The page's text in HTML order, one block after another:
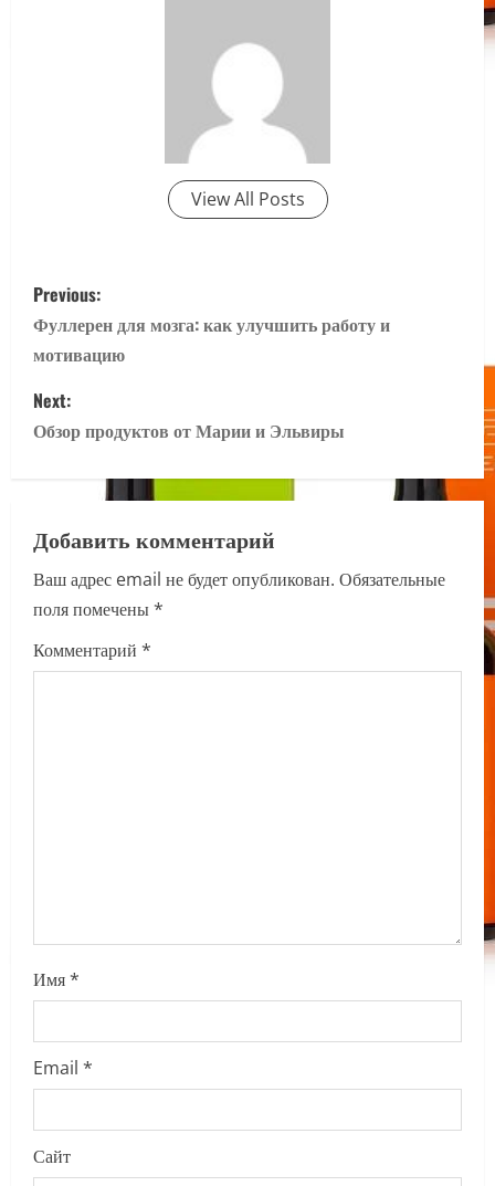
View All Posts
P
o
s
t
v
i
g
Previous:
Фуллерен для мозга: как улучшить работу и
мотивацию
Next:
Обзор продуктов от Марии и Эльвиры
Добавить комментарий
Ваш адрес email не будет опубликован. Обязательные
поля помечены*
Комментарий *
Имя*
Email *
Сайт